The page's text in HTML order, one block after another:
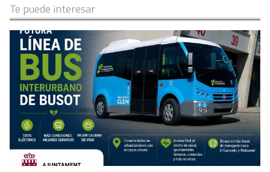
Te puede interesar